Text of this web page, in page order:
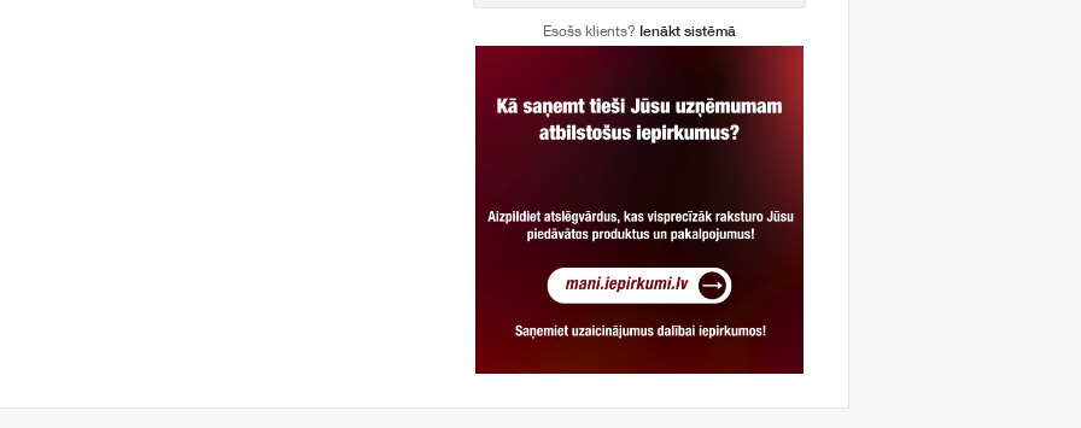
Esošs klients? Ienākt sistēmā